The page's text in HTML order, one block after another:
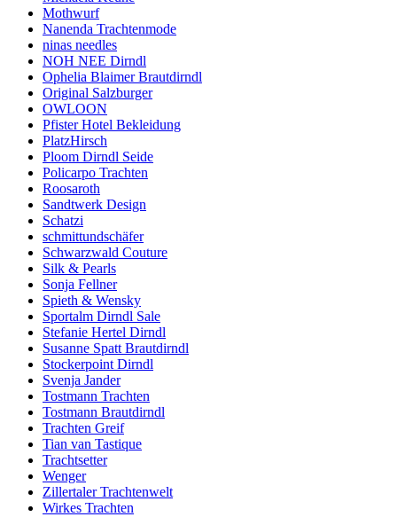
Mothwurf
Nanenda Trachtenmode
ninas needles
NOH NEE Dirndl
Ophelia Blaimer Brautdirndl
Original Salzburger
OWLOON
Pfister Hotel Bekleidung
PlatzHirsch
Ploom Dirndl Seide
Policarpo Trachten
Roosaroth
Sandtwerk Design
Schatzi
schmittundschäfer
Schwarzwald Couture
Silk & Pearls
Sonja Fellner
Spieth & Wensky
Sportalm Dirndl Sale
Stefanie Hertel Dirndl
Susanne Spatt Brautdirndl
Stockerpoint Dirndl
Svenja Jander
Tostmann Trachten
Tostmann Brautdirndl
Trachten Greif
Tian van Tastique
Trachtsetter
Wenger
Zillertaler Trachtenwelt
Wirkes Trachten